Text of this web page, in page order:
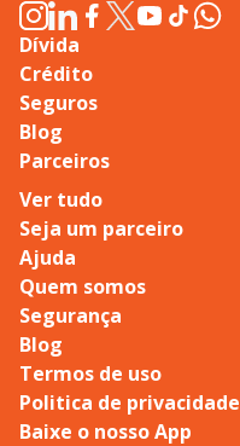
Dívida
Crédito
Seguros
Blog
Parceiros
Ver tudo
Seja um parceiro
Ajuda
Quem somos
Segurança
Blog
Termos de uso
Politica de privacidade
Baixe o nosso App